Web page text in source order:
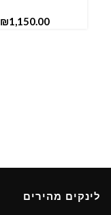
₪
לינקים מהירים